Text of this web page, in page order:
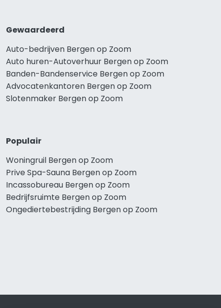
Gewaardeerd
Auto-bedrijven Bergen op Zoom
Auto huren-Autoverhuur Bergen op Zoom
Banden-Bandenservice Bergen op Zoom
Advocatenkantoren Bergen op Zoom
Slotenmaker Bergen op Zoom
Populair
Woningruil Bergen op Zoom
Prive Spa-Sauna Bergen op Zoom
Incassobureau Bergen op Zoom
Bedrijfsruimte Bergen op Zoom
Ongediertebestrijding Bergen op Zoom